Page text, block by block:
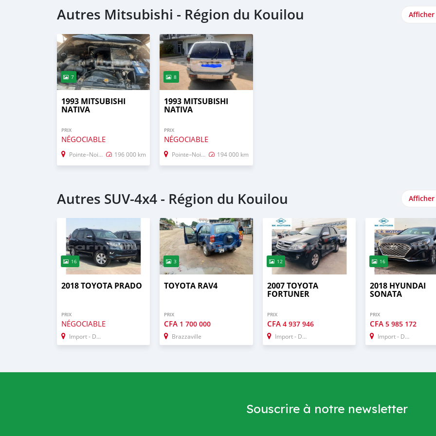
Autres Mitsubishi - Région du Kouilou
7
1993 MITSUBISHI
NATIVA
PRIX
NÉGOCIABLE
Pointe–Noire 196 000 km
8
1993 MITSUBISHI
NATIVA
PRIX
NÉGOCIABLE
Pointe–Noire 194 000 km
Autres SUV‒4x4 - Région du Kouilou
16
2018 TOYOTA PRADO
PRIX
NÉGOCIABLE
Import - Dubai
3
TOYOTA RAV4
PRIX
CFA 1 700 000
Brazzaville
12
2007 TOYOTA
FORTUNER
PRIX
CFA 4 937 946
Import - Dubai
16
2018 HYUNDAI
SONATA
PRIX
CFA 5 985 172
Import - Dubai
Souscrire à notre newsletter